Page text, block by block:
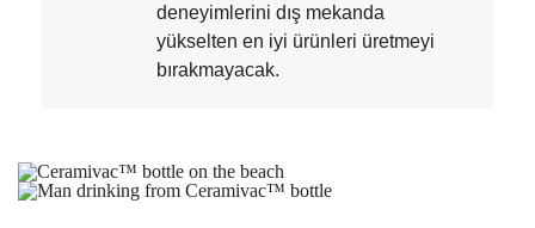
deneyimlerini dış mekanda
yükselten en iyi ürünleri üretmeyi
bırakmayacak.